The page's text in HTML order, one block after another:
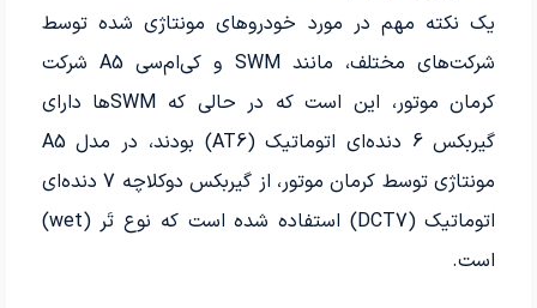
یک نکته مهم در مورد خودروهای مونتاژی شده توسط
شرکت‌های مختلف، مانند SWM و کی‌ام‌سی A5 شرکت
کرمان موتور، این است که در حالی که SWMها دارای
گیربکس 6 دنده‌ای اتوماتیک (AT6) بودند، در مدل A5
مونتاژی توسط کرمان موتور، از گیربکس دوکلاچه 7 دنده‌ای
اتوماتیک (DCT7) استفاده شده است که نوع تَر (wet)
است.